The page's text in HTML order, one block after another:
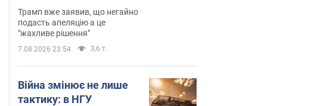
зали за $400 млн
Трамп вже заявив, що негайно
подасть апеляцію а це
"жахливе рішення"
7.08.2026 23:54 3,6 т.
Війна змінює не лише
тактику: в НГУ